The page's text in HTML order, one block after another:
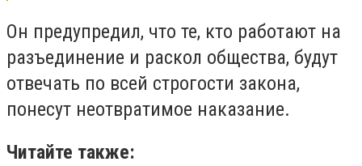
Он предупредил, что те, кто работают на
разъединение и раскол общества, будут
отвечать по всей строгости закона,
понесут неотвратимое наказание.
Читайте также: